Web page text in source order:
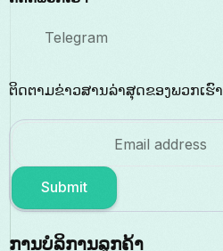
Telegram
ຕິດຕາມຂ່າວສານລ່າສຸດຂອງພວກເຮົາ
Submit
ການບໍລິການລູກຄ້າ